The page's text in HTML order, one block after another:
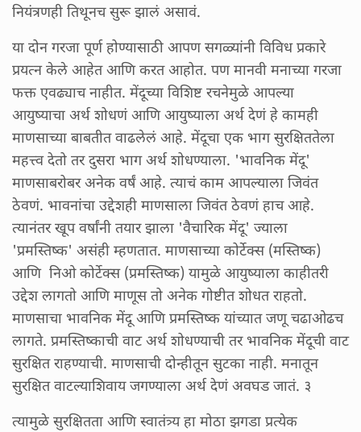
नियंत्रणही तिथूनच सुरू झालं असावं.
या दोन गरजा पूर्ण होण्यासाठी आपण सगळ्यांनी विविध प्रकारे
प्रयत्न केले आहेत आणि करत आहोत. पण मानवी मनाच्या गरजा
फक्त एवढ्याच नाहीत. मेंदूच्या विशिष्ट रचनेमुळे आपल्या
आयुष्याचा अर्थ शोधणं आणि आयुष्याला अर्थ देणं हे कामही
माणसाच्या बाबतीत वाढलेलं आहे. मेंदूचा एक भाग सुरक्षिततेला
महत्त्व देतो तर दुसरा भाग अर्थ शोधण्याला. 'भावनिक मेंदू'
माणसाबरोबर अनेक वर्षं आहे. त्याचं काम आपल्याला जिवंत
ठेवणं. भावनांचा उद्देशही माणसाला जिवंत ठेवणं हाच आहे.
त्यानंतर खूप वर्षांनी तयार झाला 'वैचारिक मेंदू' ज्याला
'प्रमस्तिष्क' असंही म्हणतात. माणसाच्या कोर्टेक्स (मस्तिष्क)
आणि निओ कोर्टेक्स (प्रमस्तिष्क) यामुळे आयुष्याला काहीतरी
उद्देश लागतो आणि माणूस तो अनेक गोष्टीत शोधत राहतो.
माणसाचा भावनिक मेंदू आणि प्रमस्तिष्क यांच्यात जणू चढाओढच
लागते. प्रमस्तिष्काची वाट अर्थ शोधण्याची तर भावनिक मेंदूची वाट
सुरक्षित राहण्याची. माणसाची दोन्हीतून सुटका नाही. मनातून
सुरक्षित वाटल्याशिवाय जगण्याला अर्थ देणं अवघड जातं. ३
त्यामुळे सुरक्षितता आणि स्वातंत्र्य हा मोठा झगडा प्रत्येक